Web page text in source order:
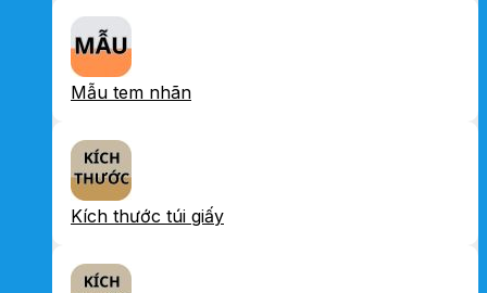
Mẫu tem nhãn
Kích thước túi giấy